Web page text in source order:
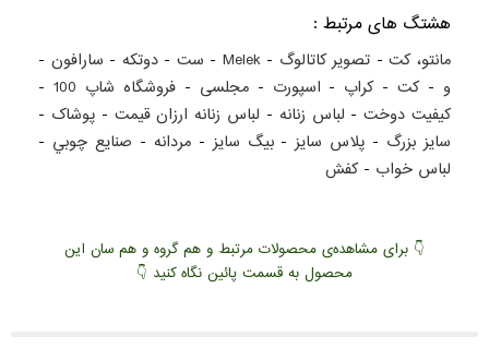
هشتگ های مرتبط :
مانتو، کت- تصویر کاتالوگ -
Melek
- ست -دوتکه - سارافون -
و -کت-کراپ - اسپورت -مجلسی -فروشگاه شاپ 100
-
کيفيت دوخت- لباس زنانه - لباس زنانه ارزان قيمت -پوشاک -
سايز بزرگ - پلاس سايز-بيگ سايز -مردانه - صنايع چوبي -
لباس خواب -کفش
👇 برای مشاهده‌ی محصولات مرتبط و هم گروه و هم سان این
محصول به قسمت پائین نگاه کنید 👇